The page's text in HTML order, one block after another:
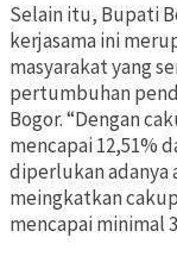
Selain itu, Bupati
kerjasama ini
masyarakat yang
pertumbuhan
Bogor. “Dengan
mencapai 12,51%
diperlukan
meingkatkan
mencapai minimal